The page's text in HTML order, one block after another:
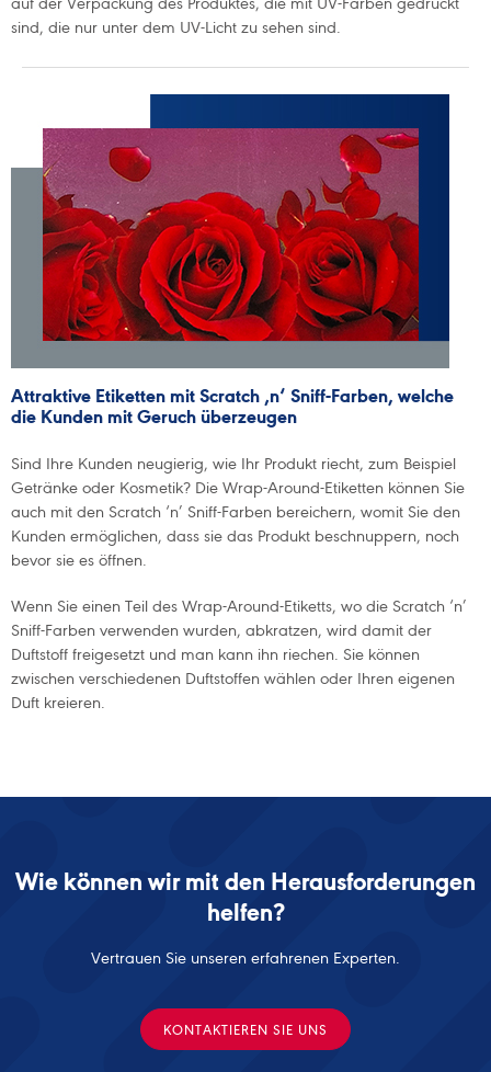
sind, die nur unter dem UV-Licht zu sehen sind.
Attraktive Etiketten mit Scratch ‚n‘ Sniff-Farben, welche
die Kunden mit Geruch überzeugen
Sind Ihre Kunden neugierig, wie Ihr Produkt riecht, zum Beispiel
Getränke oder Kosmetik? Die Wrap-Around-Etiketten können Sie
auch mit den Scratch ‘n’ Sniff-Farben bereichern, womit Sie den
Kunden ermöglichen, dass sie das Produkt beschnuppern, noch
bevor sie es öffnen.
Wenn Sie einen Teil des Wrap-Around-Etiketts, wo die Scratch ‘n’
Sniff-Farben verwenden wurden, abkratzen, wird damit der
Duftstoff freigesetzt und man kann ihn riechen. Sie können
zwischen verschiedenen Duftstoffen wählen oder Ihren eigenen
Duft kreieren.
Wie können wir mit den Herausforderungen
helfen?
Vertrauen Sie unseren erfahrenen Experten.
KONTAKTIEREN SIE UNS